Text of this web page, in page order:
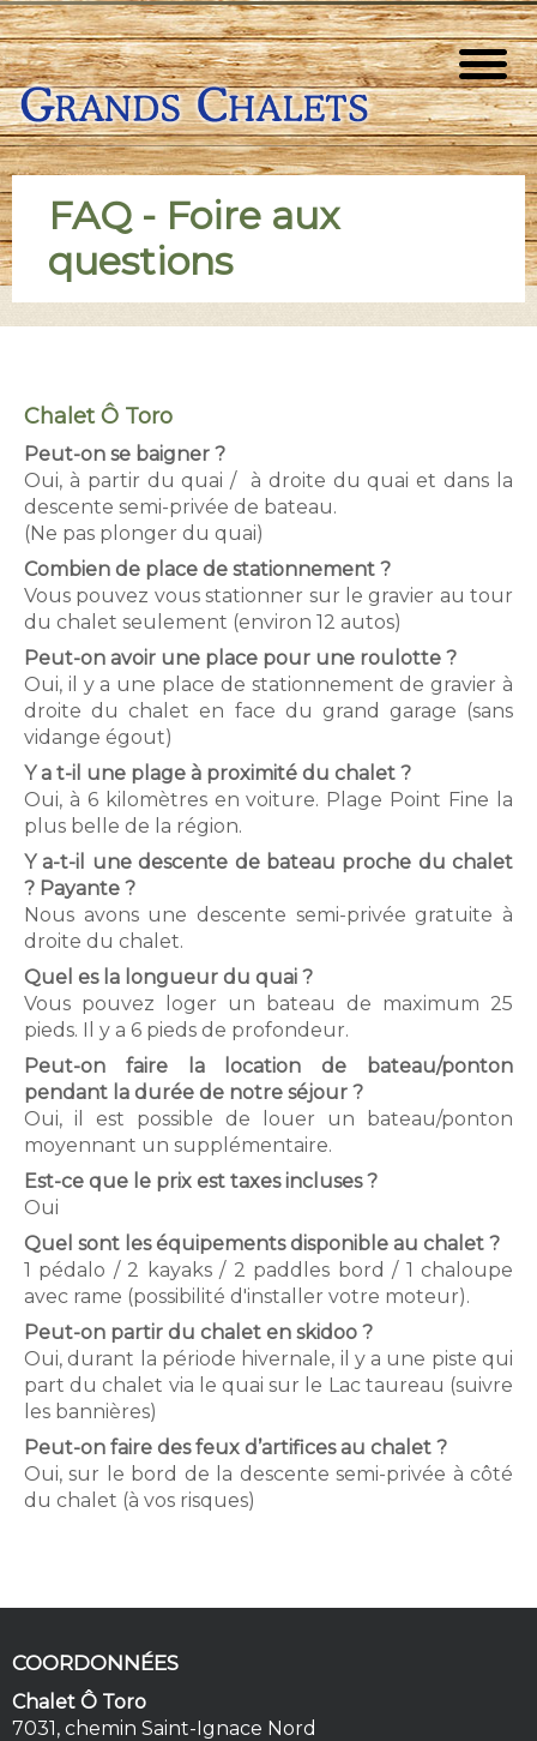
Aller
au
contenu
principal
G
r
a
c
a
e
t
s
S
a
n
t
-
M
c
h
e
-
d
e
s
-
S
a
t
s
Les
Notre
Nos
Photos
Nous
FAQ - Foire aux
questions
Chalet Ô Toro
Peut-on se baigner ?
Oui, à partir du quai / à droite du quai et dans la
descente semi-privée de bateau.
(Ne pas plonger du quai)
Combien de place de stationnement ?
Vous pouvez vous stationner sur le gravier au tour
du chalet seulement (environ 12 autos)
Peut-on avoir une place pour une roulotte ?
Oui, il y a une place de stationnement de gravier à
droite du chalet en face du grand garage (sans
vidange égout)
Y a t-il une plage à proximité du chalet ?
Oui, à 6 kilomètres en voiture. Plage Point Fine la
plus belle de la région.
Y a-t-il une descente de bateau proche du chalet
? Payante ?
Nous avons une descente semi-privée gratuite à
droite du chalet.
Quel es la longueur du quai ?
Vous pouvez loger un bateau de maximum 25
pieds. Il y a 6 pieds de profondeur.
Peut-on faire la location de bateau/ponton
pendant la durée de notre séjour ?
Oui, il est possible de louer un bateau/ponton
moyennant un supplémentaire.
Est-ce que le prix est taxes incluses ?
Oui
Quel sont les équipements disponible au chalet ?
1 pédalo / 2 kayaks / 2 paddles bord / 1 chaloupe
avec rame (possibilité d'installer votre moteur).
Peut-on partir du chalet en skidoo ?
Oui, durant la période hivernale, il y a une piste qui
part du chalet via le quai sur le Lac taureau (suivre
les bannières)
Peut-on faire des feux d’artifices au chalet ?
Oui, sur le bord de la descente semi-privée à côté
du chalet (à vos risques)
COORDONNÉES
Chalet Ô Toro
7031, chemin Saint-Ignace Nord